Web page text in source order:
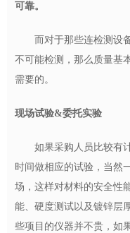
可靠。
而对于那些连检测设
不可能检测，那么质量基
需要的。
现场试验&委托实验
如果采购人员比较有
时间做相应的试验，当然
场，这样对材料的安全性
能、硬度测试以及镀锌层
些项目的仪器并不贵，如